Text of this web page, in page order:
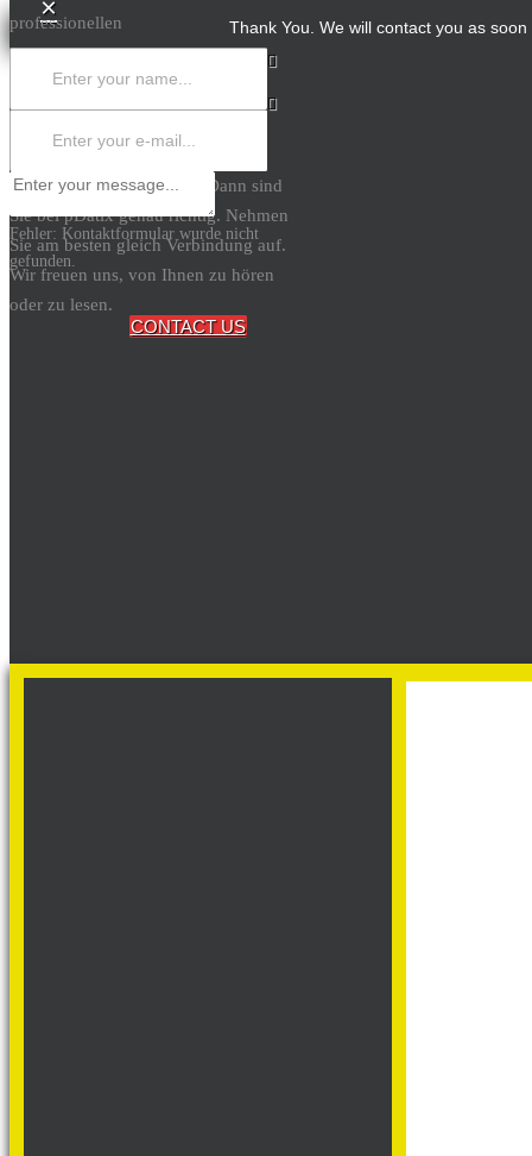
×
Thank You. We will contact you as
CONTACT US
professionellen
Datenschutzbeauftragten? Dann sind
Sie bei pDatix genau richtig. Nehmen
Sie am besten gleich Verbindung auf.
Wir freuen uns, von Ihnen zu hören
oder zu lesen.
× Schliessen
Fehler: Kontaktformular wurde nicht
gefunden.